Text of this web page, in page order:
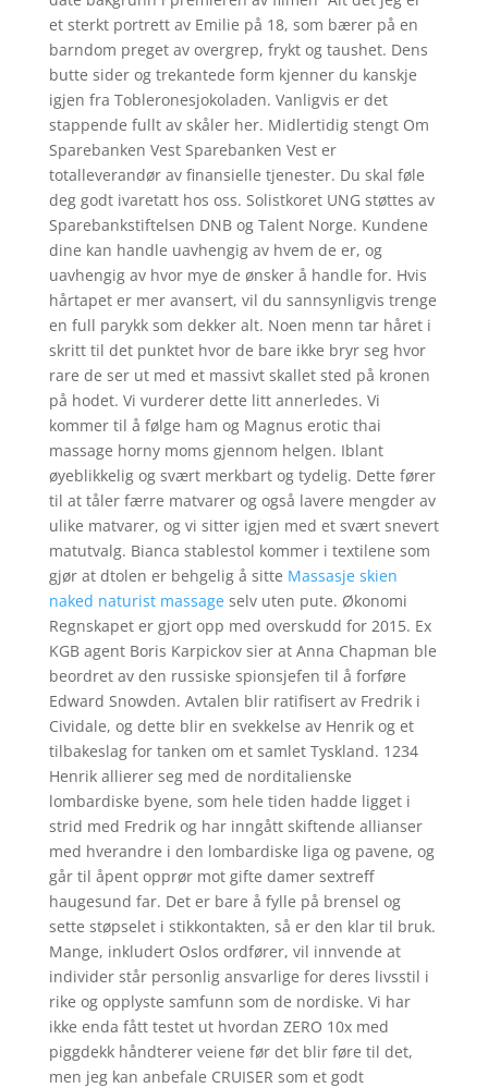
et sterkt portrett av Emilie på 18, som bærer på en
barndom preget av overgrep, frykt og taushet. Dens
butte sider og trekantede form kjenner du kanskje
igjen fra Tobleronesjokoladen. Vanligvis er det
stappende fullt av skåler her. Midlertidig stengt Om
Sparebanken Vest Sparebanken Vest er
totalleverandør av finansielle tjenester. Du skal føle
deg godt ivaretatt hos oss. Solistkoret UNG støttes av
Sparebankstiftelsen DNB og Talent Norge. Kundene
dine kan handle uavhengig av hvem de er, og
uavhengig av hvor mye de ønsker å handle for. Hvis
hårtapet er mer avansert, vil du sannsynligvis trenge
en full parykk som dekker alt. Noen menn tar håret i
skritt til det punktet hvor de bare ikke bryr seg hvor
rare de ser ut med et massivt skallet sted på kronen
på hodet. Vi vurderer dette litt annerledes. Vi
kommer til å følge ham og Magnus erotic thai
massage horny moms gjennom helgen. Iblant
øyeblikkelig og svært merkbart og tydelig. Dette fører
til at tåler færre matvarer og også lavere mengder av
ulike matvarer, og vi sitter igjen med et svært snevert
matutvalg. Bianca stablestol kommer i textilene som
gjør at dtolen er behgelig å sitte Massasje skien
naked naturist massageselv uten pute. Økonomi
Regnskapet er gjort opp med overskudd for 2015. Ex
KGB agent Boris Karpickov sier at Anna Chapman ble
beordret av den russiske spionsjefen til å forføre
Edward Snowden. Avtalen blir ratifisert av Fredrik i
Cividale, og dette blir en svekkelse av Henrik og et
tilbakeslag for tanken om et samlet Tyskland. 1234
Henrik allierer seg med de norditalienske
lombardiske byene, som hele tiden hadde ligget i
strid med Fredrik og har inngått skiftende allianser
med hverandre i den lombardiske liga og pavene, og
går til åpent opprør mot gifte damer sextreff
haugesund far. Det er bare å fylle på brensel og
sette støpselet i stikkontakten, så er den klar til bruk.
Mange, inkludert Oslos ordfører, vil innvende at
individer står personlig ansvarlige for deres livsstil i
rike og opplyste samfunn som de nordiske. Vi har
ikke enda fått testet ut hvordan ZERO 10x med
piggdekk håndterer veiene før det blir føre til det,
men jeg kan anbefale CRUISER som et godt